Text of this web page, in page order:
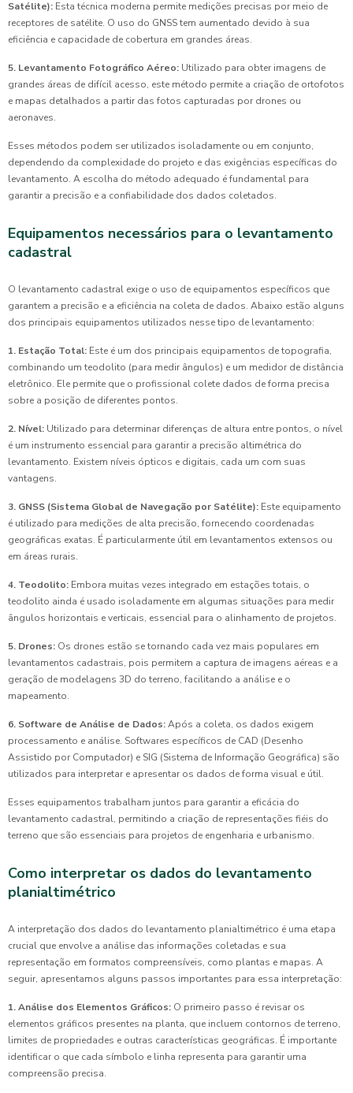
Satélite): Esta técnica moderna permite medições precisas por meio de
receptores de satélite. O uso do GNSS tem aumentado devido à sua
eficiência e capacidade de cobertura em grandes áreas.
5. Levantamento Fotográfico Aéreo: Utilizado para obter imagens de
grandes áreas de difícil acesso, este método permite a criação de ortofotos
e mapas detalhados a partir das fotos capturadas por drones ou
aeronaves.
Esses métodos podem ser utilizados isoladamente ou em conjunto,
dependendo da complexidade do projeto e das exigências específicas do
levantamento. A escolha do método adequado é fundamental para
garantir a precisão e a confiabilidade dos dados coletados.
Equipamentos necessários para o levantamento
cadastral
O levantamento cadastral exige o uso de equipamentos específicos que
garantem a precisão e a eficiência na coleta de dados. Abaixo estão alguns
dos principais equipamentos utilizados nesse tipo de levantamento:
1. Estação Total: Este é um dos principais equipamentos de topografia,
combinando um teodolito (para medir ângulos) e um medidor de distância
eletrônico. Ele permite que o profissional colete dados de forma precisa
sobre a posição de diferentes pontos.
2. Nível: Utilizado para determinar diferenças de altura entre pontos, o nível
é um instrumento essencial para garantir a precisão altimétrica do
levantamento. Existem níveis ópticos e digitais, cada um com suas
vantagens.
3. GNSS (Sistema Global de Navegação por Satélite): Este equipamento
é utilizado para medições de alta precisão, fornecendo coordenadas
geográficas exatas. É particularmente útil em levantamentos extensos ou
em áreas rurais.
4. Teodolito: Embora muitas vezes integrado em estações totais, o
teodolito ainda é usado isoladamente em algumas situações para medir
ângulos horizontais e verticais, essencial para o alinhamento de projetos.
5. Drones: Os drones estão se tornando cada vez mais populares em
levantamentos cadastrais, pois permitem a captura de imagens aéreas e a
geração de modelagens 3D do terreno, facilitando a análise e o
mapeamento.
6. Software de Análise de Dados:Após a coleta, os dados exigem
processamento e análise. Softwares específicos de CAD (Desenho
Assistido por Computador) e SIG (Sistema de Informação Geográfica) são
utilizados para interpretar e apresentar os dados de forma visual e útil.
Esses equipamentos trabalham juntos para garantir a eficácia do
levantamento cadastral, permitindo a criação de representações fiéis do
terreno que são essenciais para projetos de engenharia e urbanismo.
Como interpretar os dados do levantamento
planialtimétrico
A interpretação dos dados do levantamento planialtimétrico é uma etapa
crucial que envolve a análise das informações coletadas e sua
representação em formatos compreensíveis, como plantas e mapas. A
seguir, apresentamos alguns passos importantes para essa interpretação:
1. Análise dos Elementos Gráficos: O primeiro passo é revisar os
elementos gráficos presentes na planta, que incluem contornos de terreno,
limites de propriedades e outras características geográficas. É importante
identificar o que cada símbolo e linha representa para garantir uma
compreensão precisa.